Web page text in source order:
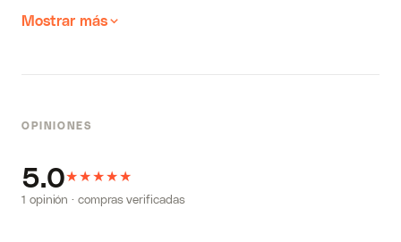
Mostrar más
OPINIONES
5.0★★★★★
1 opinión · compras verificadas